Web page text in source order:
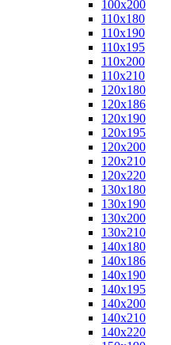
100x200
110x180
110x190
110x195
110x200
110x210
120x180
120x186
120x190
120x195
120x200
120x210
120x220
130x180
130x190
130x200
130x210
140x180
140x186
140x190
140x195
140x200
140x210
140x220